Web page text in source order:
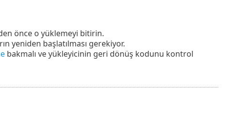
önce o yüklemeyi bitirin.
yeniden başlatılması gerekiyor.
bakmalı ve yükleyicinin geri dönüş kodunu kontrol